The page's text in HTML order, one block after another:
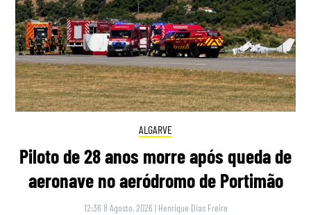
ALGARVE
Piloto de 28 anos morre após queda de
aeronave no aeródromo de Portimão
12:36 8 Agosto, 2026 | Henrique Dias Freire